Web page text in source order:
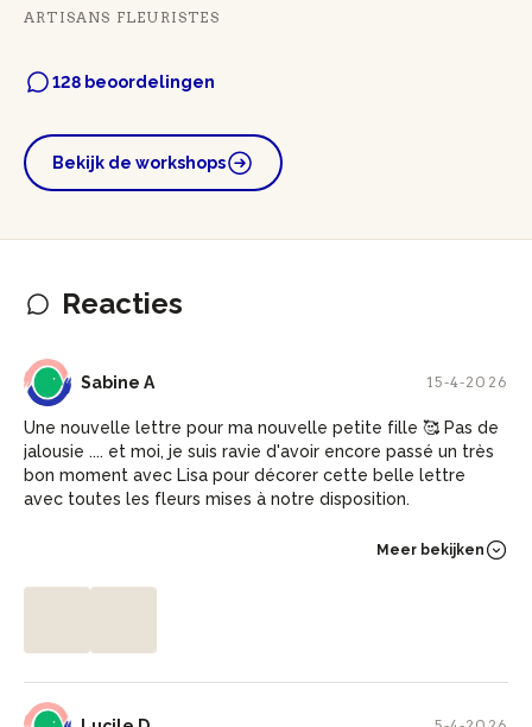
ARTISANS FLEURISTES
128 beoordelingen
Bekijk de workshops
Reacties
SA Sabine A 15-4-2026
Une nouvelle lettre pour ma nouvelle petite fille 🥰 Pas de
jalousie .... et moi, je suis ravie d'avoir encore passé un très
bon moment avec Lisa pour décorer cette belle lettre
avec toutes les fleurs mises à notre disposition.
Meer bekijken